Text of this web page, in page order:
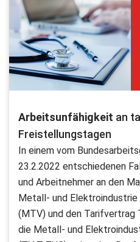
Arbeitsunfähigkeit an
Freistellungstagen
In einem vom
23.2.2022 entschiedenen
und Arbeitnehmer an den
Metall- und
(MTV) und den
die Metall- und